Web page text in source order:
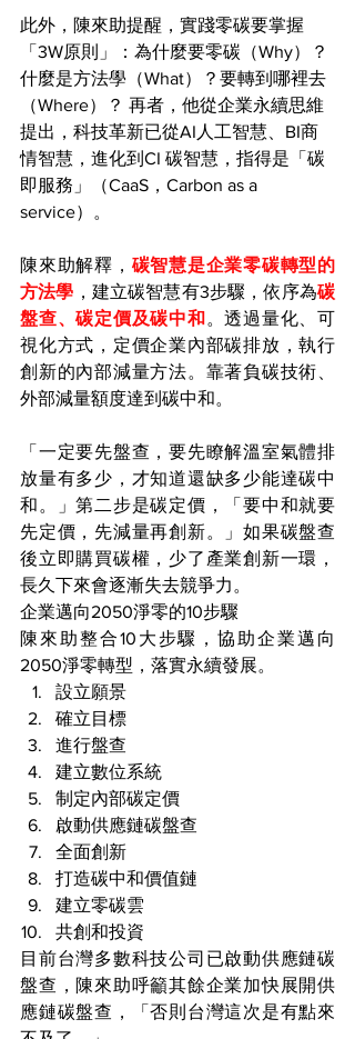
此外，陳來助提醒，實踐零碳要掌握
「3W原則」：為什麼要零碳（Why）？
什麼是方法學（What）？要轉到哪裡去
（Where）？ 再者，他從企業永續思維
提出，科技革新已從AI人工智慧、BI商
情智慧，進化到CI 碳智慧，指得是「碳
即服務」（CaaS，Carbon as a
service）。
陳來助解釋， 碳智慧是企業零碳轉型的
方法學 ，建立碳智慧有3步驟，依序為碳
盤查、碳定價及碳中和 。透過量化、可
視化方式，定價企業內部碳排放，執行
創新的內部減量方法。靠著負碳技術、
外部減量額度達到碳中和。
「一定要先盤查，要先瞭解溫室氣體排
放量有多少，才知道還缺多少能達碳中
和。」第二步是碳定價，「要中和就要
先定價，先減量再創新。」如果碳盤查
後立即購買碳權，少了產業創新一環，
長久下來會逐漸失去競爭力。
企業邁向2050淨零的10步驟
陳來助整合10大步驟，協助企業邁向
2050淨零轉型，落實永續發展。
設立願景
確立目標
進行盤查
建立數位系統
制定內部碳定價
啟動供應鏈碳盤查
全面創新
打造碳中和價值鏈
建立零碳雲
共創和投資
目前台灣多數科技公司已啟動供應鏈碳
盤查，陳來助呼籲其餘企業加快展開供
應鏈碳盤查，「否則台灣這次是有點來